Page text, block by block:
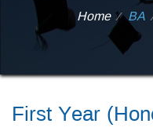
Home ⁄ BA
First Year